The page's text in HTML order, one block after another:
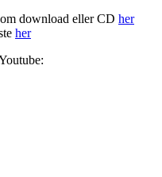
download eller CD her
her